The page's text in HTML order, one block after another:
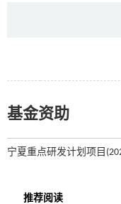
基金资助
宁夏重点研发计划项目